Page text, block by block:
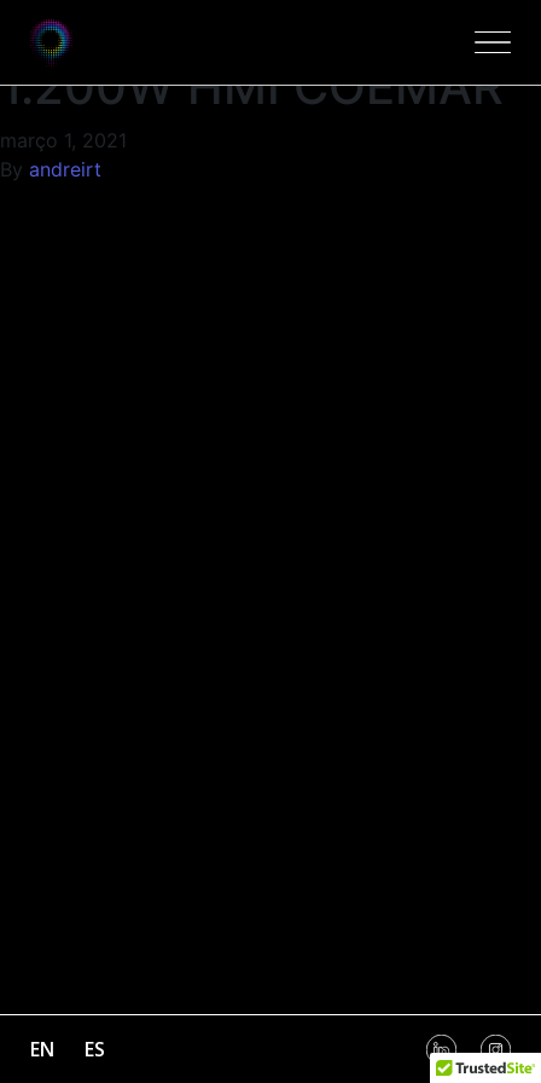
CANHAO ELIPS.
1.200W HMI COEMAR
março 1, 2021
By andreirt
EN ES